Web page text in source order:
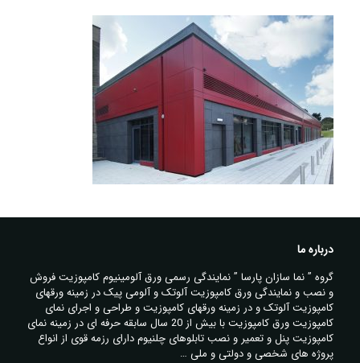
درباره ما
گروه ” نما سازان پارسا ” نمایندگی رسمی ورق آلومینیوم کامپوزیت فروش
و نصب و نمایندگی ورق کامپوزیت آلوتک و آلومی پیک در زمینه ورقهای
کامپوزیت آلوتک و در زمینه ورقهای کامپوزیت و طراحی و اجرای نمای
کامپوزیت ورق کامپوزیت با بیش از 20 سال سابقه حرفه ای در زمینه نمای
کامپوزیت پنل و تعمیر و نصب تابلوهای چلنیوم دارای رزمه قوی از انواع
پروژه های شخصی و دولتی و ملی …